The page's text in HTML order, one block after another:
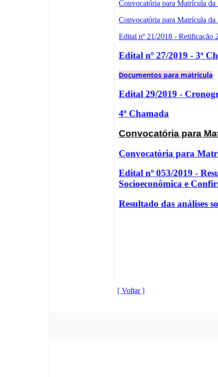
Convocatória para Matrícula da
Convocatória para Matrícula da
Edital nº 21/2018 - Retificação
Edital nº 27/2019 - 3ª
Documentos para matrícula
Edital 29/2019 -
4ª Chamada
Convocatória para
Convocatória para
Edital nº 053/2019 -
Socioeconômica e
Resultado das análises
[ Voltar ]